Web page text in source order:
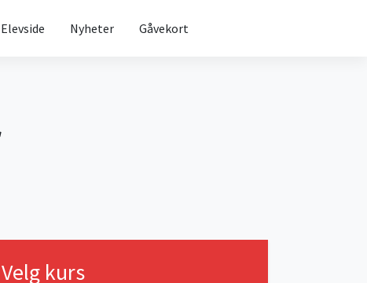
Elevside Nyheter Gåvekort
Velg kurs